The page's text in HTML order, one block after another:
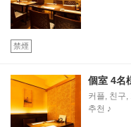
禁煙
個室 4名
커플, 친구
추천 ♪